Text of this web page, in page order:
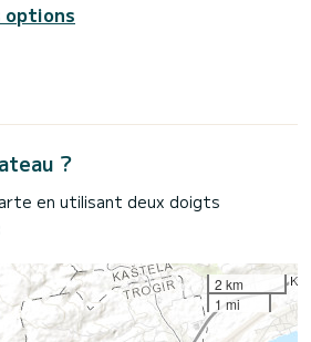
?
en utilisant deux doigts
2 km
1 mi